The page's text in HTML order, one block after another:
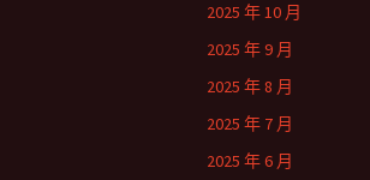
2025 年 10 月
2025 年 9 月
2025 年 8 月
2025 年 7 月
2025 年 6 月